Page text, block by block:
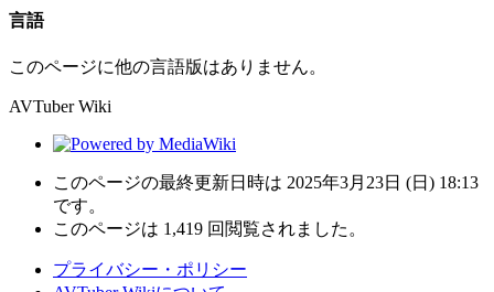
言語
このページに他の言語版はありません。
AVTuber Wiki
このページの最終更新日時は 2025年3月23日 (日) 18:13
です。
このページは 1,419 回閲覧されました。
プライバシー・ポリシー